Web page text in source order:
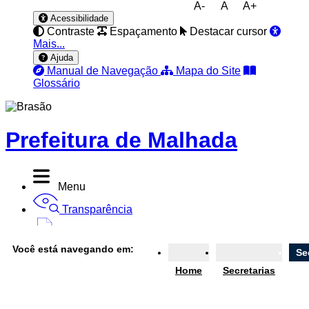
A- A A+
Acessibilidade
Contraste Espaçamento
Destacar cursor
Mais...
Ajuda
Manual de Navegação
Mapa do Site
Glossário
Prefeitura de Malhada
Menu
Transparência
Você está navegando em:
Home
Secretarias